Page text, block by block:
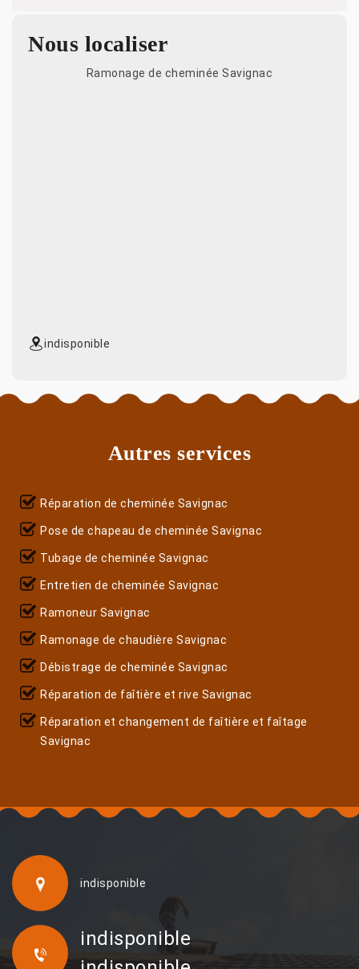
Nous localiser
Ramonage de cheminée Savignac
indisponible
Autres services
Réparation de cheminée Savignac
Pose de chapeau de cheminée Savignac
Tubage de cheminée Savignac
Entretien de cheminée Savignac
Ramoneur Savignac
Ramonage de chaudière Savignac
Débistrage de cheminée Savignac
Réparation de faîtière et rive Savignac
Réparation et changement de faîtière et faîtage
Savignac
indisponible
indisponible